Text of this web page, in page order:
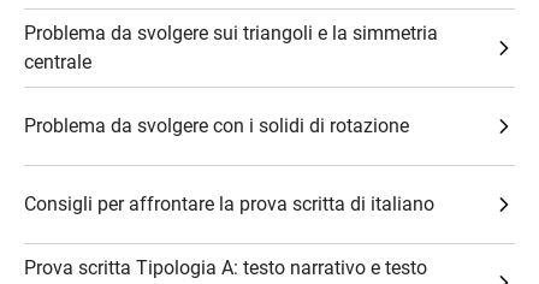
Problema da svolgere sui triangoli e la simmetria
centrale
Problema da svolgere con i solidi di rotazione
Consigli per affrontare la prova scritta di italiano
Prova scritta Tipologia A: testo narrativo e testo